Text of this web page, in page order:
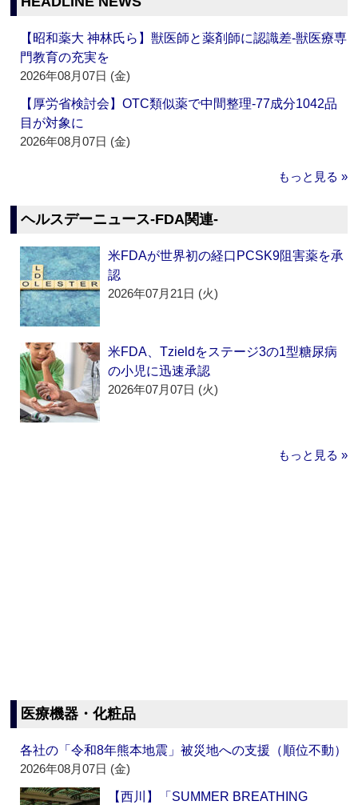
【昭和薬大 神林氏ら】獣医師と薬剤師に認識差‐獣医療専
門教育の充実を
2026年08月07日 (金)
【厚労省検討会】OTC類似薬で中間整理‐77成分1042品
目が対象に
2026年08月07日 (金)
もっと見る »
ヘルスデーニュース‐FDA関連‐
米FDAが世界初の経口PCSK9阻害薬を承
認
2026年07月21日 (火)
米FDA、Tzieldをステージ3の1型糖尿病
の小児に迅速承認
2026年07月07日 (火)
もっと見る »
医療機器・化粧品
各社の「令和8年熊本地震」被災地への支援（順位不動）
2026年08月07日 (金)
【西川】「SUMMER BREATHING